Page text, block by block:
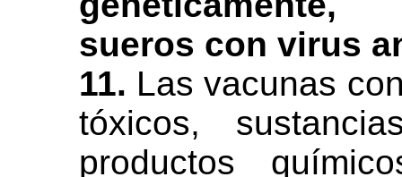
sueros con virus
11. Las vacunas
tóxicos,
productos